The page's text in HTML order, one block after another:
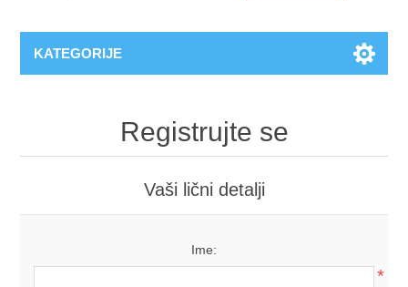
KATEGORIJE
Registrujte se
Vaši lični detalji
Ime:
*